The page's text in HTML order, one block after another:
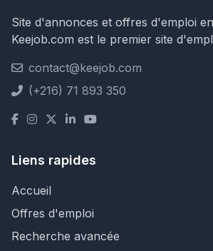
Site d'annonces et offres d'emploi
Keejob.com est le premier site
contact@keejob.com
(+216) 71 893 350
Liens rapides
Accueil
Offres d'emploi
Recherche avancée